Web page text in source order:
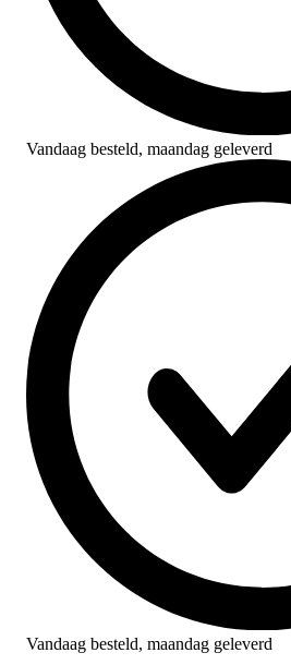
Vandaag besteld, maandag geleverd
Vandaag besteld, maandag geleverd